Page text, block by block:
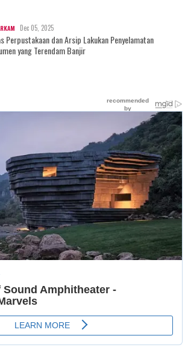
Dec 05, 2025
Perpustakaan dan Arsip Lakukan Penyelamatan
yang Terendam Banjir